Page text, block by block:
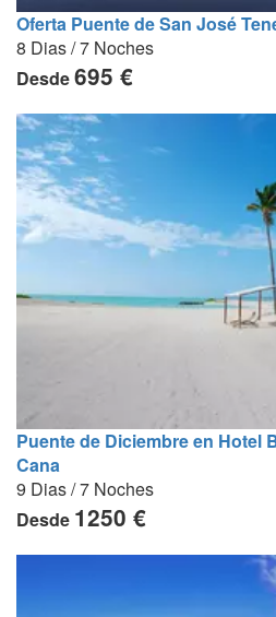
Oferta Puente de San José
8 Dias / 7 Noches
Desde695 €
Puente de Diciembre en Hotel
Cana
9 Dias / 7 Noches
Desde 1250 €